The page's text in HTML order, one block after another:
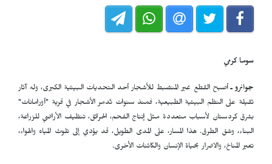
سوما كرمي
جوانرو ـأصبح القطع غير المنضبط للأشجار أحد التحديات البيئية الكبرى، وله آثار
ثقيلة على النظم البيئية الطبيعية، فمنذ سنوات تُدمر الأشجار في قرية "أورامانات"
بشرق كردستان لأسباب متعددة مثل إنتاج الفحم، الحرائق، تنظيف الأراضي للزراعة،
البناء، وشق الطرق. هذا المسار، على المدى الطويل، قد يؤدي إلى تلوث المياه والهواء،
تغير المناخ، والاضرار بحياة الإنسان والكائنات الأخرى.